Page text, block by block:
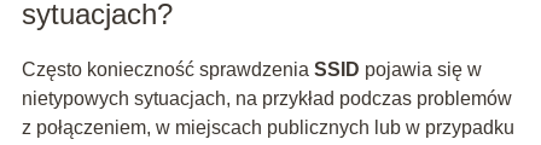
sytuacjach?
Często konieczność sprawdzenia SSID pojawia się w
nietypowych sytuacjach, na przykład podczas problemów
z połączeniem, w miejscach publicznych lub w przypadku